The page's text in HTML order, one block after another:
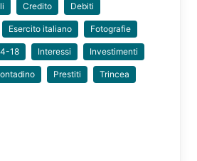
Credito Debiti
Esercito italiano Fotografie
18 Interessi Investimenti
Prestiti Trincea